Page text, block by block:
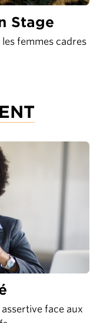
Stage
femmes cadres
face aux